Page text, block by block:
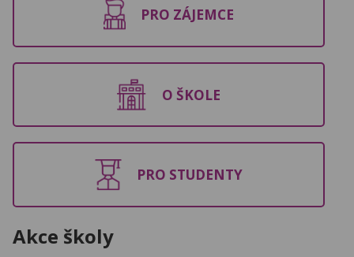
PRO ZÁJEMCE
O ŠKOLE
PRO STUDENTY
Akce školy